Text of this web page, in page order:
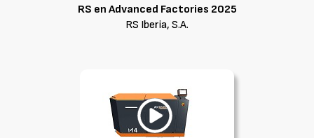
RS en Advanced Factories 2025
RS Iberia, S.A.